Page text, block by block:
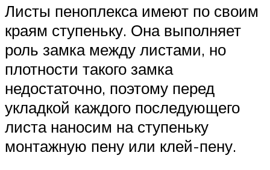
Листы пеноплекса имеют по своим
краям ступеньку. Она выполняет
роль замка между листами, но
плотности такого замка
недостаточно, поэтому перед
укладкой каждого последующего
листа наносим на ступеньку
монтажную пену или клей-пену.